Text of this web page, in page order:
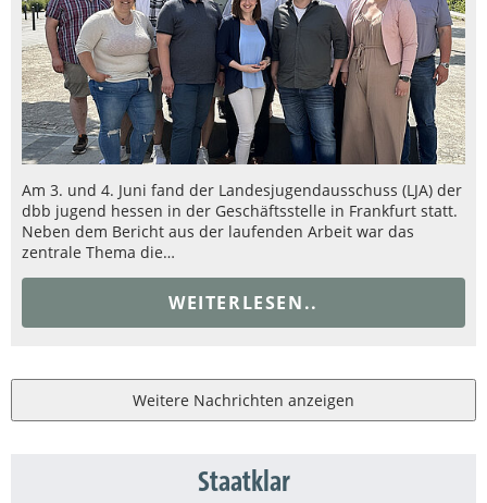
Am 3. und 4. Juni fand der Landesjugendausschuss (LJA) der
dbb jugend hessen in der Geschäftsstelle in Frankfurt statt.
Neben dem Bericht aus der laufenden Arbeit war das
zentrale Thema die…
WEITERLESEN..
Weitere Nachrichten anzeigen
Staatklar